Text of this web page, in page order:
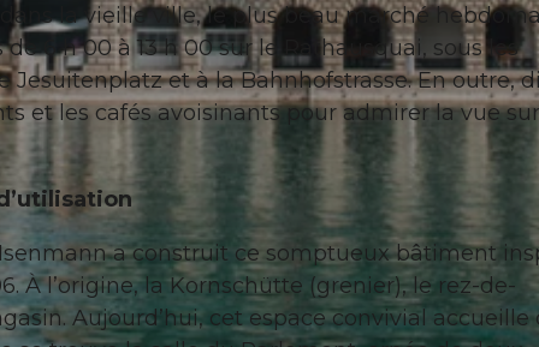
la vieille ville, le plus beau marché
6 h 00 à 13 h 00 sur le Rathausquai, sous les
Jesuitenplatz et à la Bahnhofstrasse. En outre,
et les cafés avoisinants pour admirer la vue
a construit ce somptueux bâtiment
À l’origine, la Kornschütte (grenier), le rez-de-
Aujourd’hui, cet espace convivial accueille